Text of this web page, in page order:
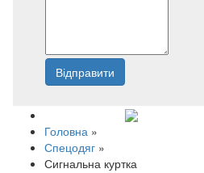
Відправити
Головна »
Спецодяг »
Сигнальна куртка